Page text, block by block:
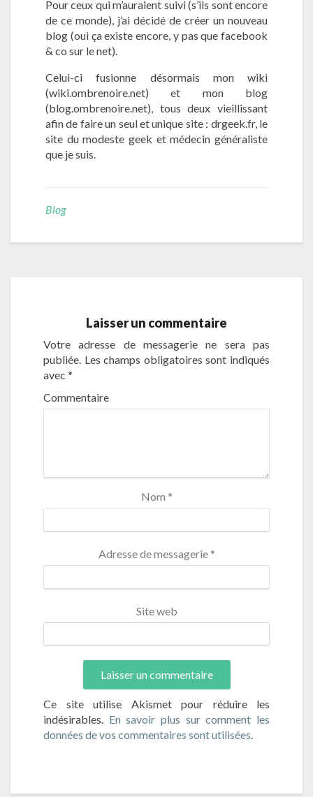
.
n
e
e
e
n
r
Pour ceux qui m’auraient suivi (s’ils sont encore
de ce monde), j’ai décidé de créer un nouveau
blog (oui ça existe encore, y pas que facebook
& co sur le net).
Celui-ci fusionne désormais mon wiki
(wiki.ombrenoire.net) et mon blog
(blog.ombrenoire.net), tous deux vieillissant
afin de faire un seul et unique site : drgeek.fr, le
site du modeste geek et médecin généraliste
que je suis.
Blog
Laisser un commentaire
Votre adresse de messagerie ne sera pas
publiée. Les champs obligatoires sont indiqués
avec *
Commentaire
Nom *
Adresse de messagerie *
Site web
Ce site utilise Akismet pour réduire les
indésirables. En savoir plus sur comment les
données de vos commentaires sont utilisées.